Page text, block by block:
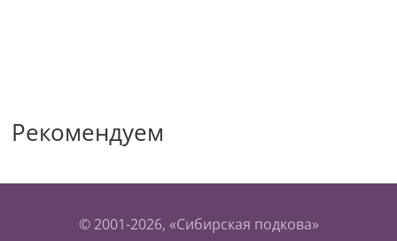
Рекомендуем
© 2001-2026, «Сибирская подкова»